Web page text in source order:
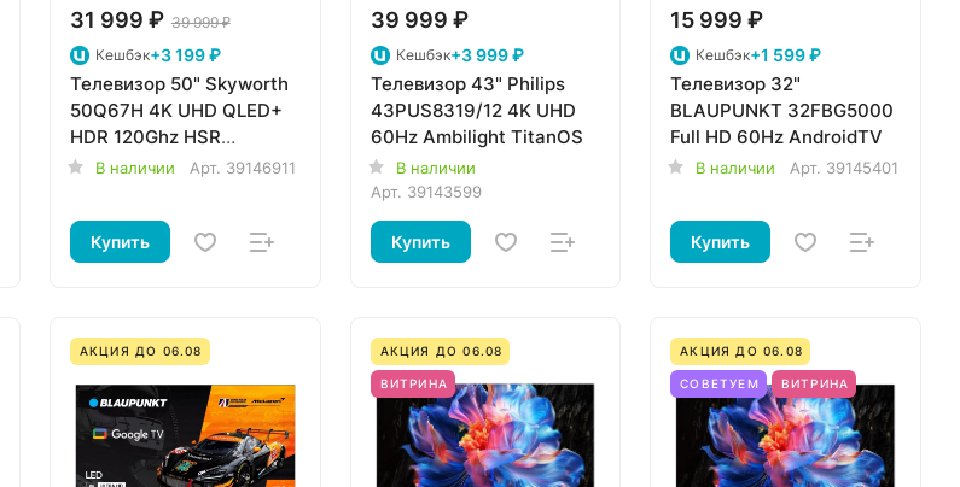
31 999 ₽ 39 999 ₽
Кешбэк+3 199 ₽
Телевизор 50" Skyworth
50Q67H 4K UHD QLED+
HDR 120Ghz HSR
GoogleTV
В наличии Арт. 39146911
Купить
39 999 ₽
Кешбэк+3 999 ₽
Телевизор 43" Philips
43PUS8319/12 4K UHD
60Hz Ambilight TitanOS
В наличии
Арт. 39143599
Купить
15 999 ₽
Кешбэк+1 599 ₽
Телевизор 32"
BLAUPUNKT 32FBG5000
Full HD 60Hz AndroidTV
В наличии Арт. 39145401
Купить
АКЦИЯ ДО 06.08 АКЦИЯ ДО 06.08
ВИТРИНА
АКЦИЯ ДО 06.08
СОВЕТУЕМ ВИТРИНА